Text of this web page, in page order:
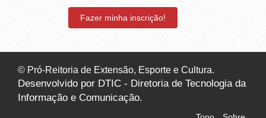
Fazer minha inscrição!
© Pró-Reitoria de Extensão, Esporte e Cultura.
Desenvolvido por DTIC - Diretoria de Tecnologia da
Informação e Comunicação.